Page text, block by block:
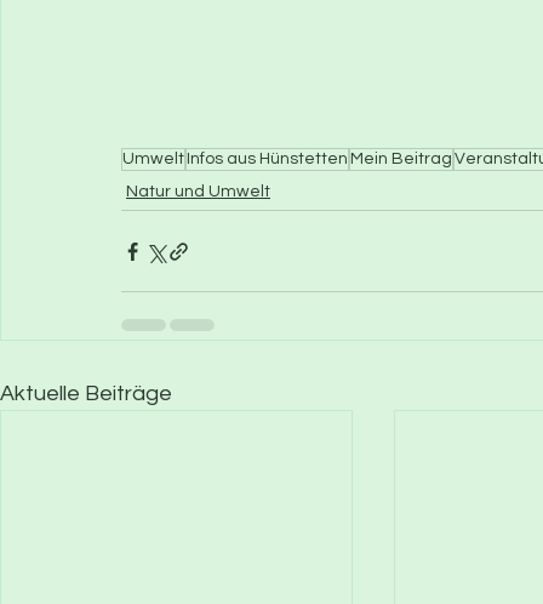
Umwelt Infos aus Hünstetten Mein Beitrag
Natur und Umwelt
Aktuelle Beiträge